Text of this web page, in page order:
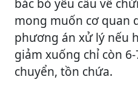
bác bỏ yêu cầu về
mong muốn cơ quan
phương án xử lý nếu
giảm xuống chỉ còn
chuyển, tồn chứa.